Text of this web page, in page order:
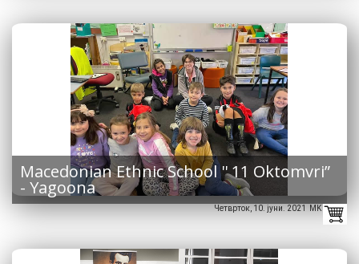
Macedonian Ethnic School '' 11 Oktomvri”
- Yagoona
Четврток, 10. јуни. 2021 MK